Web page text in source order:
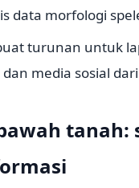
data morfologi
turunan untuk
media sosial